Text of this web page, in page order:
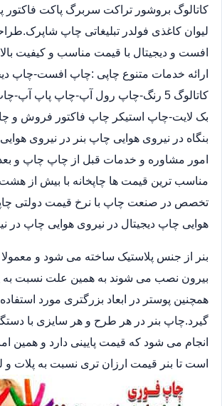
کاتالوگ بروشور تراکت سربرگ پاکت فاکتور
لیوان کاغذی فولدر تبلیغاتی چاپ
افست و دیجیتال با قیمت مناسب و کیفیت بالا
ارائه خدمات متنوع چاپی :چاپ افست-چاپ
کاتالوگ 5 رنگ-چاپ رول آپ-چاپ پاپ
بک لایت-چاپ استیکر چاپ فاکتور فروش و
بنگاه در نیروی هوایی چاپ بنر در نیروی هوایی
امور مشاوره و خدمات قبل از چاپ چاپ و
مناسب ترین قیمت ها چاپخانه با بیش از
تخصص در صنعت چاپ با نرخ قیمت دولتی
هوایی چاپ دیجیتال در نیروی هوایی چاپ در
بنر از جنس پلاستیک ساخته می شود و
بیرون نصب می شوند به همین علت نسبت به
همچنین پوستر در ابعاد بزرگتری مورد
گیرد.چاپ بنر در هر طرح و هر سایزی با
انجام می شود که قیمت پایینی دارد و همین
است تا بنر قیمت ارزان تری نسبت به پلات و